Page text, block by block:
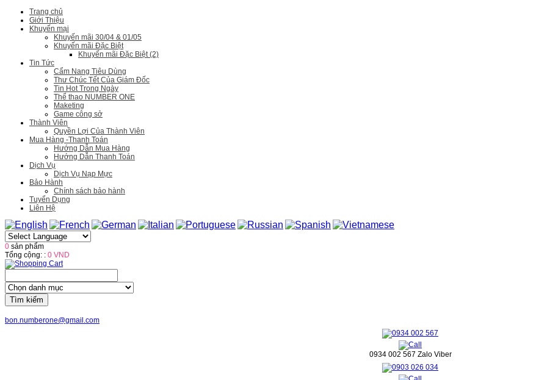
Trang chủ
Giới Thiệu
Khuyến mại
Khuyến mãi 30/04 & 01/05
Khuyến mãi Đặc Biệt
Khuyến mãi Đặc Biệt (2)
Tin Tức
Cẩm Nang Tiêu Dùng
Thư Chúc Tết Của Giám Đốc
Tin Hot Trong Ngày
Thể thao NUMBER ONE
Maketing
Game công sở
Thành Viên
Quyền Lợi Của Thành Viên
Mua Hàng -Thanh Toán
Hướng Dẫn Mua Hàng
Hướng Dẫn Thanh Toán
Dịch Vụ
Dịch Vụ Nạp Mực
Bảo Hành
Chính sách bảo hành
Tuyển Dụng
Liên Hệ
0 sản phẩm
Tổng cộng: : 0 VND
Tìm kiếm
bon.numberone@gmail.com
0934 002 567 Zalo Viber